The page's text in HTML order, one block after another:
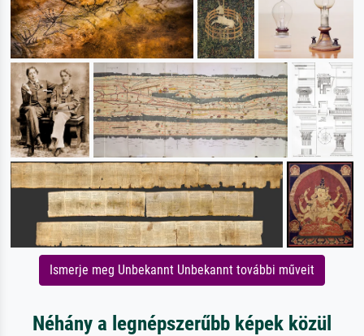
Ismerje meg Unbekannt Unbekannt további műveit
Néhány a legnépszerűbb képek közül